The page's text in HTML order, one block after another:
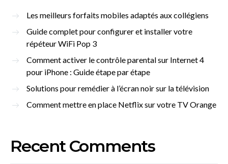
Les meilleurs forfaits mobiles adaptés aux collégiens
Guide complet pour configurer et installer votre
répéteur WiFi Pop 3
Comment activer le contrôle parental sur Internet 4
pour iPhone : Guide étape par étape
Solutions pour remédier à l’écran noir sur la télévision
Comment mettre en place Netflix sur votre TV Orange
Recent Comments